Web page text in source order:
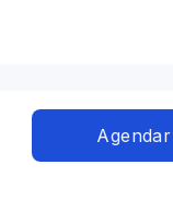
Agendar